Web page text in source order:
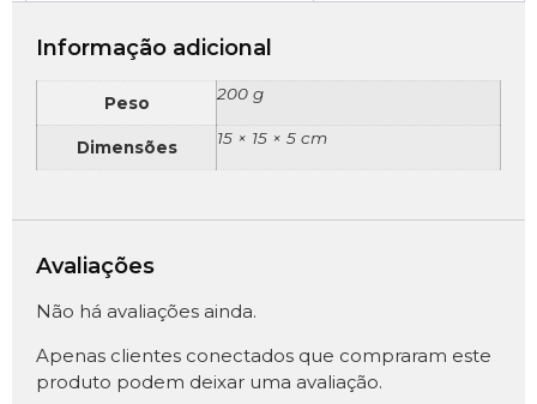
Informação adicional
Peso 200 g
Dimensões 15 × 15 × 5 cm
Avaliações
Não há avaliações ainda.
Apenas clientes conectados que compraram este
produto podem deixar uma avaliação.